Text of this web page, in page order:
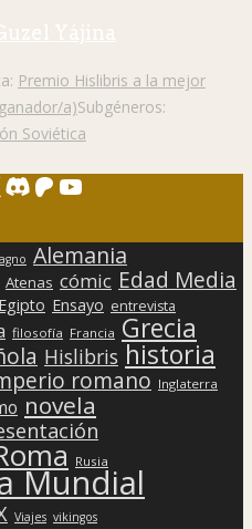
Yájina
Premio Hislibris a la mejor
a)Subgéneros:
Soviética
Discord
Patreon
YouTube
Alemania
Atenas cómic Edad Media
Egipto Ensayo entrevista
filosofía Francia Grecia
Hislibris historia
romano Inglaterra
novela
Rusia
Mundial
Viajes vikingos